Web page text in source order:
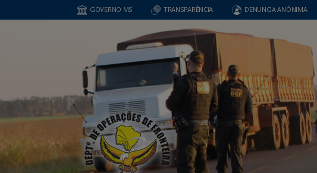
GOVERNO MS TRANSPARÊNCIA DENUNCIA ANÔNIMA